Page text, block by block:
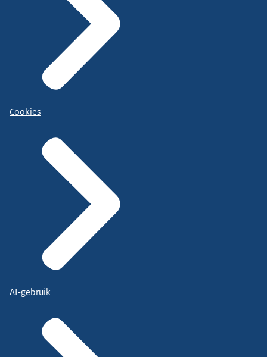
Cookies
AI-gebruik